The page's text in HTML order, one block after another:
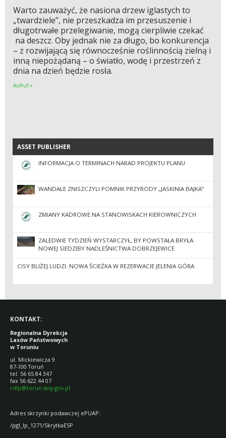
Warto zauważyć, że nasiona drzew iglastych to
„twardziele”, nie przeszkadza im przesuszenie i
długotrwałe przelegiwanie, mogą cierpliwie czekać
na deszcz. Oby jednak nie za długo, bo konkurencja
– z rozwijającą się równocześnie roślinnością zielną i
inną niepożądaną – o światło, wodę i przestrzeń z
dnia na dzień będzie rosła.
Aufruf »
ASSET PUBLISHER
ASSET PUBLISHER
INFORMACJA O TERMINACH NARAD PROJEKTU PLANU
WANDALE ZNISZCZYLI POMNIK PRZYRODY „JASKINIA BAJKA”
ZMIANY KADROWE NA STANOWISKACH KIEROWNICZYCH
ZALEDWIE TYDZIEŃ WYSTARCZYŁ, BY POWSTAŁA BRYŁA
NOWEJ SIEDZIBY NADLEŚNICTWA DOBRZEJEWICE
CISY BLIŻEJ LUDZI. NOWA ŚCIEŻKA W REZERWACIE JELENIA GÓRA
KONTAKT:
Regionalna Dyrekcja
Lasów Państwowych
w Toruniu
ul. Mickiewicza 9
87-100 Toruń
tel. 56 65 84 347
fax 56 622 44 07
rdlp@torun.lasy.gov.pl
Adres skrzynki podawczej ePUAP:
/pgl_lp_1271/SkrytkaESP